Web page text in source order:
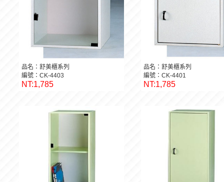
品名：舒美櫃系列
編號：CK-4403
NT:1,785
品名：舒美櫃系列
編號：CK-4401
NT:1,785